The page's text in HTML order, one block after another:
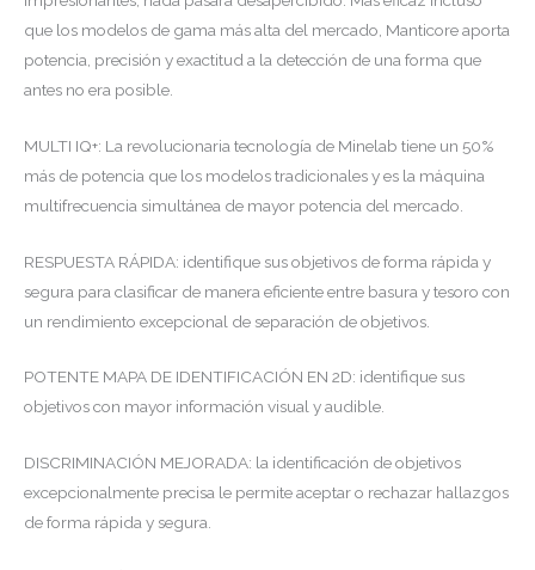
que los modelos de gama más alta del mercado, Manticore aporta
potencia, precisión y exactitud a la detección de una forma que
antes no era posible.
MULTI IQ+: La revolucionaria tecnología de Minelab tiene un 50%
más de potencia que los modelos tradicionales y es la máquina
multifrecuencia simultánea de mayor potencia del mercado.
RESPUESTA RÁPIDA: identifique sus objetivos de forma rápida y
segura para clasificar de manera eficiente entre basura y tesoro con
un rendimiento excepcional de separación de objetivos.
POTENTE MAPA DE IDENTIFICACIÓN EN 2D: identifique sus
objetivos con mayor información visual y audible.
DISCRIMINACIÓN MEJORADA: la identificación de objetivos
excepcionalmente precisa le permite aceptar o rechazar hallazgos
de forma rápida y segura.